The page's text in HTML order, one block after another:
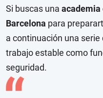
Si buscas una academia
Barcelona para
a continuación una
trabajo estable como
seguridad.